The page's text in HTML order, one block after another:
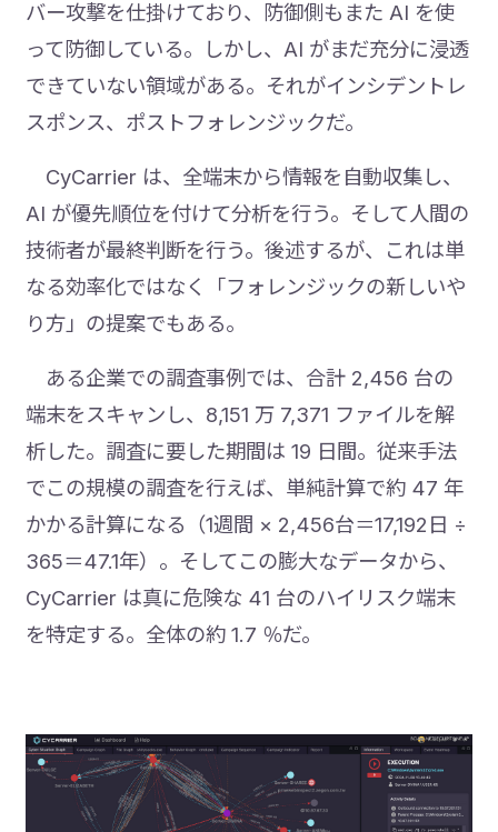
バー攻撃を仕掛けており、防御側もまた AI を使
って防御している。しかし、AI がまだ充分に浸透
できていない領域がある。それがインシデントレ
スポンス、ポストフォレンジックだ。
CyCarrier は、全端末から情報を自動収集し、
AI が優先順位を付けて分析を行う。そして人間の
技術者が最終判断を行う。後述するが、これは単
なる効率化ではなく「フォレンジックの新しいや
り方」の提案でもある。
ある企業での調査事例では、合計 2,456 台の
端末をスキャンし、8,151 万 7,371 ファイルを解
析した。調査に要した期間は 19 日間。従来手法
でこの規模の調査を行えば、単純計算で約 47 年
かかる計算になる（1週間 × 2,456台＝17,192日 ÷
365＝47.1年）。そしてこの膨大なデータから、
CyCarrier は真に危険な 41 台のハイリスク端末
を特定する。全体の約 1.7 ％だ。